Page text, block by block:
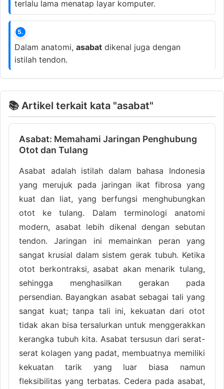
terlalu lama menatap layar komputer.
5.
Dalam anatomi, asabat dikenal juga dengan
istilah tendon.
📚 Artikel terkait kata "asabat"
Asabat: Memahami Jaringan Penghubung
Otot dan Tulang
Asabat adalah istilah dalam bahasa Indonesia
yang merujuk pada jaringan ikat fibrosa yang
kuat dan liat, yang berfungsi menghubungkan
otot ke tulang. Dalam terminologi anatomi
modern, asabat lebih dikenal dengan sebutan
tendon. Jaringan ini memainkan peran yang
sangat krusial dalam sistem gerak tubuh. Ketika
otot berkontraksi, asabat akan menarik tulang,
sehingga menghasilkan gerakan pada
persendian. Bayangkan asabat sebagai tali yang
sangat kuat; tanpa tali ini, kekuatan dari otot
tidak akan bisa tersalurkan untuk menggerakkan
kerangka tubuh kita. Asabat tersusun dari serat-
serat kolagen yang padat, membuatnya memiliki
kekuatan tarik yang luar biasa namun
fleksibilitas yang terbatas. Cedera pada asabat,